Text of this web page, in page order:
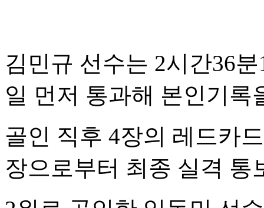
김민규 선수는 2시간36분
일 먼저 통과해 본인기록
골인 직후 4장의 레드카
장으로부터 최종 실격 통